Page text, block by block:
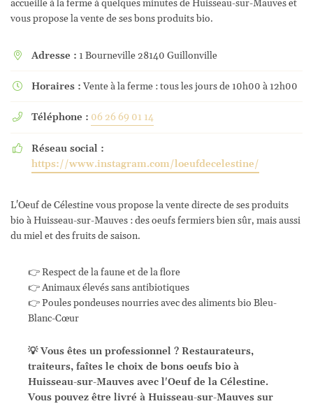
accueille à la ferme à quelques minutes de Huisseau-sur-Mauves et
vous propose la vente de ses bons produits bio.
 Adresse : 1 Bourneville 28140 Guillonville
 Horaires :Vente à la ferme : tous les jours de 10h00 à 12h00
 Téléphone : 06 26 69 01 14

Réseau social :
https://www.instagram.com/loeufdecelestine/
L'Oeuf de Célestine vous propose la vente directe de ses produits
bio à Huisseau-sur-Mauves : des oeufs fermiers bien sûr, mais aussi
du miel et des fruits de saison.
👉 Respect de la faune et de la flore
👉 Animaux élevés sans antibiotiques
👉 Poules pondeuses nourries avec des aliments bio Bleu-
Blanc-Cœur
💡 Vous êtes un professionnel ? Restaurateurs,
traiteurs, faîtes le choix de bons oeufs bio à
Huisseau-sur-Mauves avec l'Oeuf de la Célestine.
Vous pouvez être livré à Huisseau-sur-Mauves sur